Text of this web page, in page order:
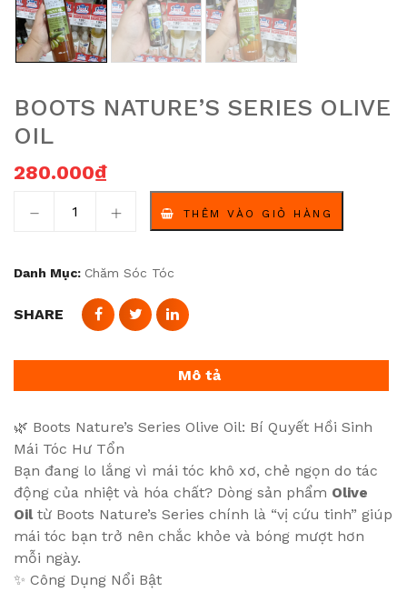
BOOTS NATURE’S SERIES OLIVE
OIL
280.000₫
THÊM VÀO GIỎ HÀNG
Danh Mục: Chăm Sóc Tóc
SHARE
Mô tả
🌿 Boots Nature’s Series Olive Oil: Bí Quyết Hồi Sinh
Mái Tóc Hư Tổn
Bạn đang lo lắng vì mái tóc khô xơ, chẻ ngọn do tác
động của nhiệt và hóa chất? Dòng sản phẩm Olive
Oiltừ Boots Nature’s Series chính là “vị cứu tinh” giúp
mái tóc bạn trở nên chắc khỏe và bóng mượt hơn
mỗi ngày.
✨ Công Dụng Nổi Bật